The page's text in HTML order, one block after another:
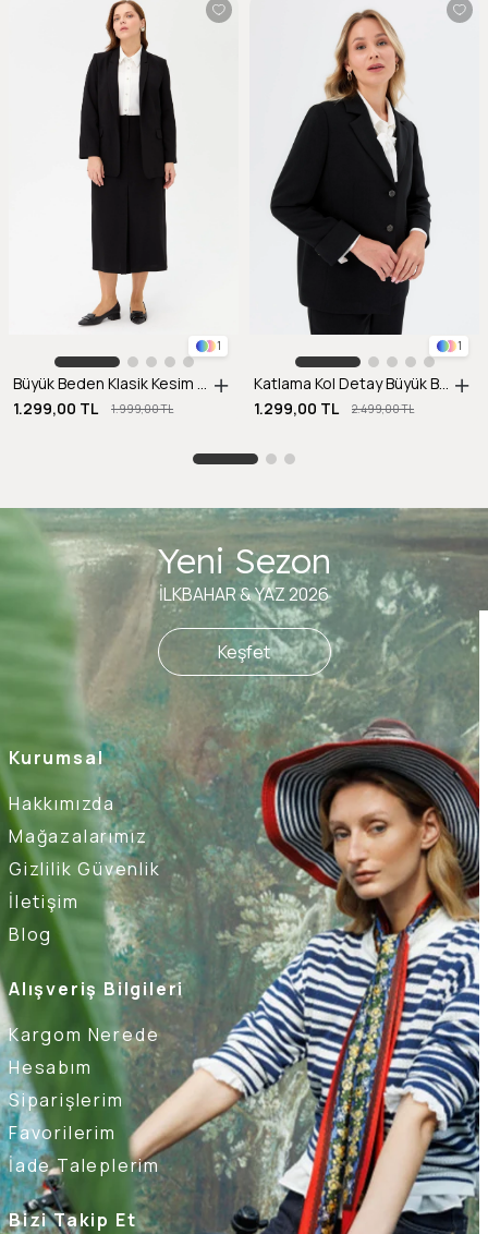
1
Büyük Beden Klasik Kesim Ceket-SİYAH
1.299,00 TL
1.999,00 TL
1
Katlama Kol Detay Büyük Beden Ceket-SİYAH
1.299,00 TL
2.499,00 TL
Kurumsal
Hakkımızda
Mağazalarımız
Gizlilik Güvenlik
İletişim
Blog
Alışveriş Bilgileri
Kargom Nerede
Hesabım
Siparişlerim
Favorilerim
İade Taleplerim
Bizi Takip Et
Yeni Sezon
İLKBAHAR & YAZ 2026
Keşfet